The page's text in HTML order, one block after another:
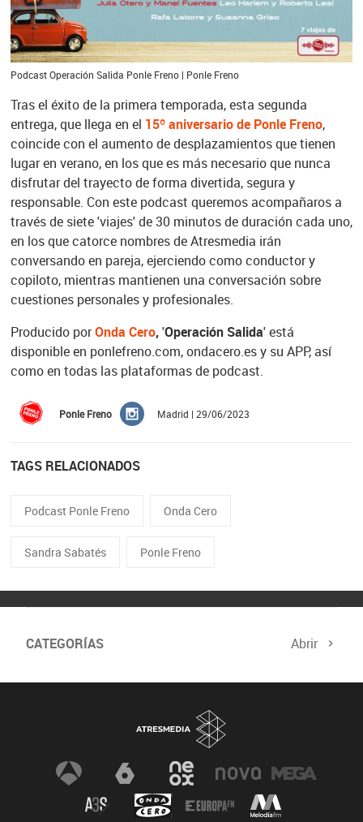
Podcast Operación Salida Ponle Freno | Ponle Freno
Tras el éxito de la primera temporada, esta segunda
entrega, que llega en el 15º aniversario de Ponle Freno,
coincide con el aumento de desplazamientos que tienen
lugar en verano, en los que es más necesario que nunca
disfrutar del trayecto de forma divertida, segura y
responsable. Con este podcast queremos acompañaros a
través de siete 'viajes' de 30 minutos de duración cada uno,
en los que catorce nombres de Atresmedia irán
conversando en pareja, ejerciendo como conductor y
copiloto, mientras mantienen una conversación sobre
cuestiones personales y profesionales.
Producido porOnda Cero,'Operación Salida' está
disponible en ponlefreno.com, ondacero.es y su APP, así
como en todas las plataformas de podcast.
Ponle Freno Madrid | 29/06/2023
TAGS RELACIONADOS
Podcast Ponle Freno Onda Cero
Sandra Sabatés Ponle Freno
CATEGORÍAS Abrir